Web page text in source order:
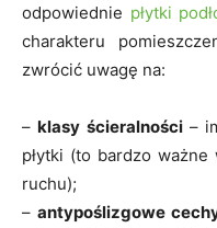
odpowiednie płytki
charakteru
zwrócić uwagę na:
–klasy ścieralności–
płytki (to bardzo
ruchu);
–antypoślizgowe